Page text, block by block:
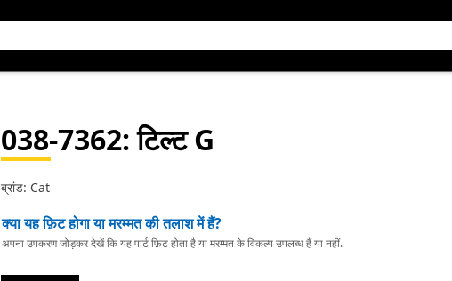
038-7362: टिल्ट G
ब्रांड: Cat
क्या यह फ़िट होगा या मरम्मत की तलाश में हैं?
अपना उपकरण जोड़कर देखें कि यह पार्ट फ़िट होता है या मरम्मत के विकल्प उपलब्ध हैं या नहीं.